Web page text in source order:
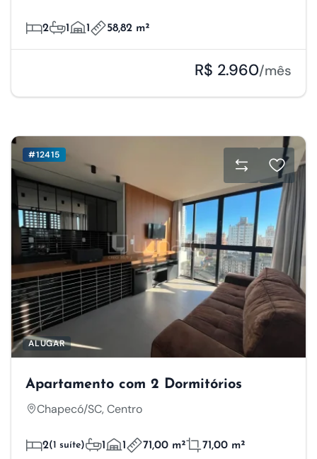
2 1 1 58,82 m²
R$ 2.960/mês
#12415
ALUGAR
Apartamento com 2 Dormitórios
Chapecó/SC, Centro
2(1 suíte) 1 1 71,00 m² 71,00 m²